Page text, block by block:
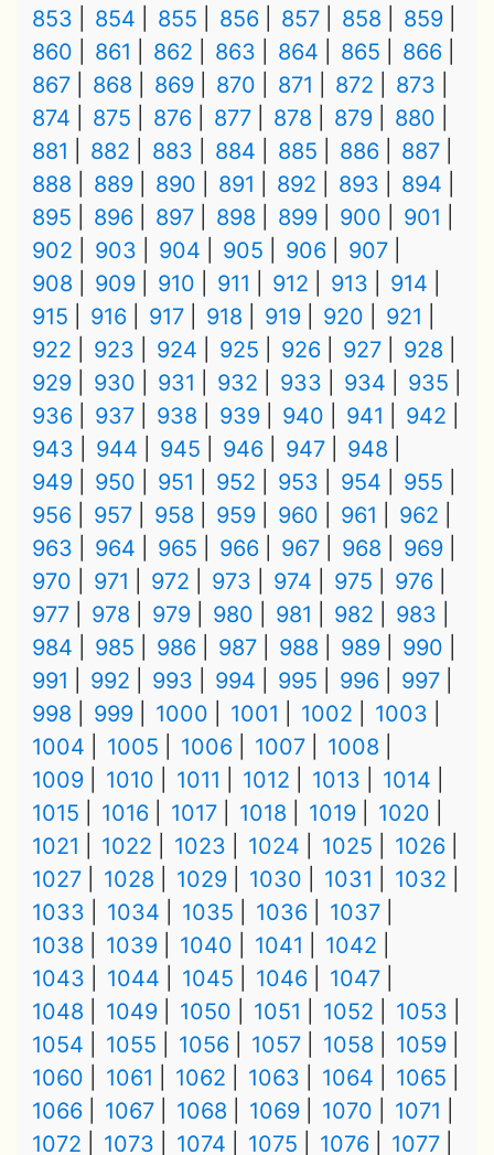
853
854 855 856 857 858
859
860
861 862 863 864 865
866
867
868 869 870 871 872
873
874
875 876 877 878 879
880
881
882 883 884 885 886
887
888
889 890 891 892 893
894
895
896 897 898 899 900
901
902
903 904 905 906
907
908
909 910 911 912 913
914
915
916 917 918 919 920
921
922
923 924 925 926 927
928
929
930 931 932 933 934
935
936
937 938 939 940 941
942
943
944 945 946 947
948
949
950 951 952 953 954
955
956
957 958 959 960 961
962
963
964 965 966 967 968
969
970
971 972 973 974 975
976
977
978 979 980 981 982
983
984
985 986 987 988 989
990
991
992 993 994 995 996
997
998
999 1000 1001 1002
1003
1004
1005 1006 1007
1008
1009
1010 1011 1012 1013
1014
1015
1016 1017 1018 1019
1020
1021
1022 1023 1024 1025
1026
1027
1028 1029 1030 1031
1032
1033
1034 1035 1036
1037
1038
1039 1040 1041
1042
1043
1044 1045 1046
1047
1048
1049 1050 1051 1052
1053
1054
1055 1056 1057 1058
1059
1060
1061 1062 1063 1064
1065
1066
1067 1068 1069 1070
1071
1072
1073 1074 1075 1076 1077